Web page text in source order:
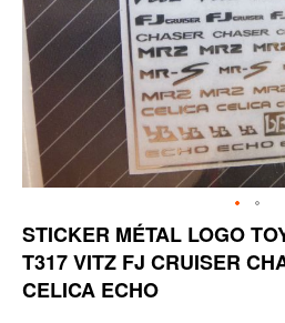
Skip
to
the
beginning
of
STICKER MÉTAL LOGO
T317 VITZ FJ CRUISER
CELICA ECHO